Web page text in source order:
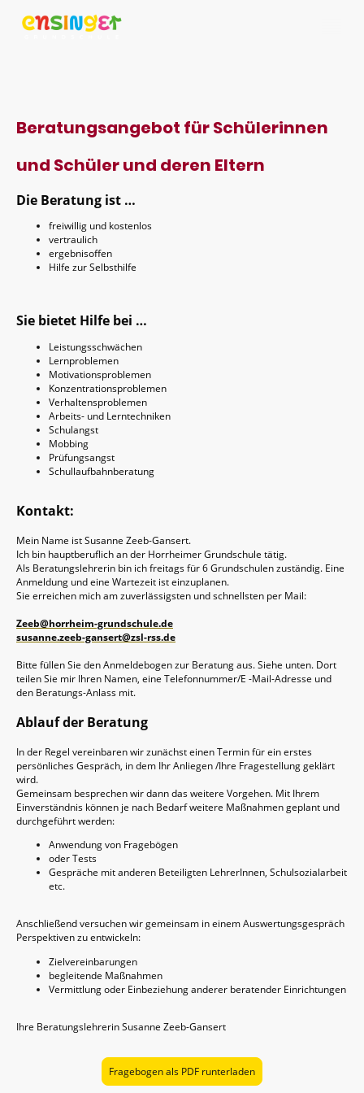
Beratungsangebot für Schülerinnen
und Schüler und deren Eltern
Die Beratung ist …
freiwillig und kostenlos
vertraulich
ergebnisoffen
Hilfe zur Selbsthilfe
Sie bietet Hilfe bei …
Leistungsschwächen
Lernproblemen
Motivationsproblemen
Konzentrationsproblemen
Verhaltensproblemen
Arbeits- und Lerntechniken
Schulangst
Mobbing
Prüfungsangst
Schullaufbahnberatung
Kontakt:
Mein Name ist Susanne Zeeb-Gansert.
Ich bin hauptberuflich an der Horrheimer Grundschule tätig.
Als Beratungslehrerin bin ich freitags für 6 Grundschulen zuständig. Eine
Anmeldung und eine Wartezeit ist einzuplanen.
Sie erreichen mich am zuverlässigsten und schnellsten per Mail:
Zeeb@horrheim-grundschule.de
susanne.zeeb-gansert@zsl-rss.de
Bitte füllen Sie den Anmeldebogen zur Beratung aus. Siehe unten. Dort
teilen Sie mir Ihren Namen, eine Telefonnummer/E -Mail-Adresse und
den Beratungs-Anlass mit.
Ablauf der Beratung
In der Regel vereinbaren wir zunächst einen Termin für ein erstes
persönliches Gespräch, in dem Ihr Anliegen /Ihre Fragestellung geklärt
wird.
Gemeinsam besprechen wir dann das weitere Vorgehen. Mit Ihrem
Einverständnis können je nach Bedarf weitere Maßnahmen geplant und
durchgeführt werden:
Anwendung von Fragebögen
oder Tests
Gespräche mit anderen Beteiligten LehrerInnen, Schulsozialarbeit
etc.
Anschließend versuchen wir gemeinsam in einem Auswertungsgespräch
Perspektiven zu entwickeln:
Zielvereinbarungen
begleitende Maßnahmen
Vermittlung oder Einbeziehung anderer beratender Einrichtungen
Ihre Beratungslehrerin Susanne Zeeb-Gansert
Fragebogen als PDF runterladen